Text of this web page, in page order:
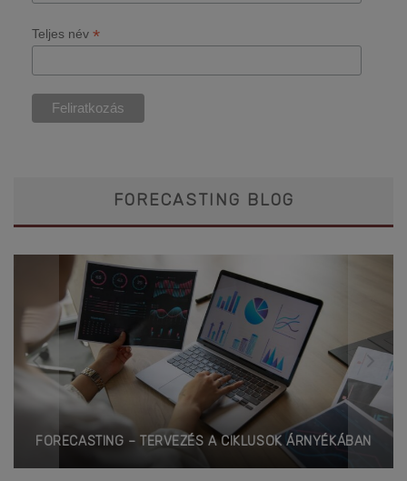
Teljes név *
FORECASTING BLOG
FORECASTING – TERVEZÉS A CIKLUSOK ÁRNYÉKÁBAN